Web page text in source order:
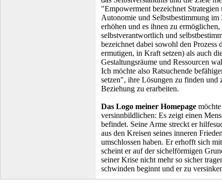
"Empowerment bezeichnet
Autonomie und Selbstbestimmung
erhöhen und es ihnen zu
selbstverantwortlich und
bezeichnet dabei sowohl den
ermutigen, in Kraft setzen) als auch
Gestaltungsräume und Ressourcen
Ich möchte also Ratsuchende
setzen", ihre Lösungen zu finden und
Beziehung zu erarbeiten.
Das Logo meiner Homepage
versinnbildlichen: Es zeigt einen
befindet. Seine Arme streckt er
aus den Kreisen seines inneren
umschlossen haben. Er erhofft sich
scheint er auf der sichelförmigen
seiner Krise nicht mehr so sicher
schwinden beginnt und er zu